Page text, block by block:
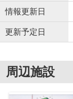
情報更新日
更新予定日
周辺施設